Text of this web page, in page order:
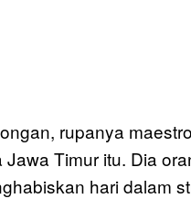
rupanya
Timur itu. Dia
hari dalam